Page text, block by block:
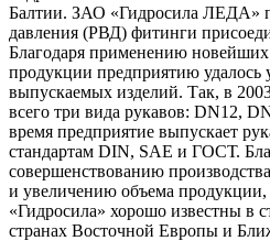
Балтии. ЗАО «Гидросила ЛЕДА»
давления (РВД) фитинги
Благодаря применению новейших
продукции предприятию удалось
выпускаемых изделий. Так, в
всего три вида рукавов: DN12,
время предприятие выпускает
стандартам DIN, SAE и ГОСТ.
совершенствованию
и увеличению объема
«Гидросила» хорошо известны в
странах Восточной Европы и